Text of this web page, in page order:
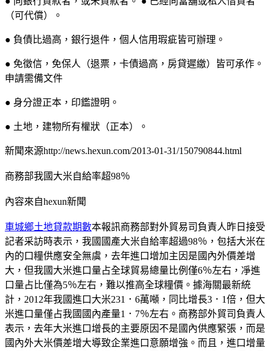
（可代償）。
● 負債比過高，銀行退件，個人信用瑕疵皆可辦理。
● 免徵信，免保人（退票，卡債過高，房貸遲繳）皆可承作。
申請需備文件
● 身分證正本，印鑑證明。
● 土地，建物所有權狀（正本）。
新聞來源http://news.hexun.com/2013-01-31/150790844.html
商務部我國大米自給率超98％
內容來自hexun新聞
車城鄉土地貸款期數本報訊商務部對外貿易司負責人昨日接受
記者采訪時表示，我國國產大米自給率超過98％，包括大米在
內的口糧供應安全無虞，去年進口增加主因是國內外價差增
大，但我國大米進口量占全球貿易總量比例僅6％左右，凈進
口量占比僅為5％左右，難以推高全球糧價。據海關最新統
計，2012年我國進口大米231．6萬噸，同比增長3．1倍，但大
米進口量僅占我國國內產量1．7％左右。商務部外貿司負責人
表示，去年大米進口增長的主要原因不是國內供應緊張，而是
國內外大米價差增大導致企業進口意願增強。而且，進口增量